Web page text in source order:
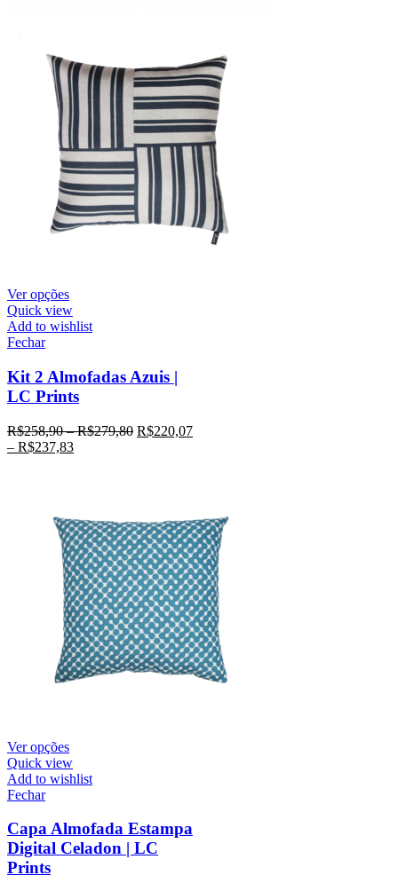
Ver opções
Quick view
Add to wishlist
Fechar
Kit 2 Almofadas Azuis |
LC Prints
R$258,90–R$279,80 R$220,07
– R$237,83
Ver opções
Quick view
Add to wishlist
Fechar
Capa Almofada Estampa
Digital Celadon | LC
Prints